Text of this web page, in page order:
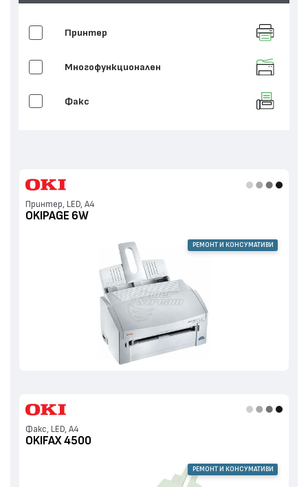
Принтер
Многофункционален
Факс
Принтер, LED, А4
OKIPAGE 6W
РЕМОНТ И КОНСУМАТИВИ
Факс, LED, А4
OKIFAX 4500
РЕМОНТ И КОНСУМАТИВИ